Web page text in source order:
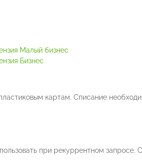
Малый бизнес
Бизнес
картам. Списание
при рекуррентном запросе.